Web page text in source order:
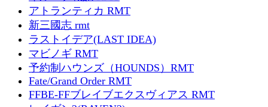
アトランティカ RMT
新三國志 rmt
ラストイデア(LAST IDEA)
マビノギ RMT
予約制ハウンズ（HOUNDS）RMT
Fate/Grand Order RMT
FFBE-FFブレイブエクスヴィアス RMT